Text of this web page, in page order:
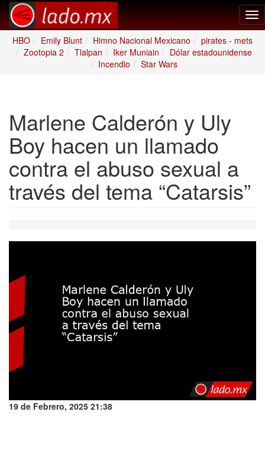
HBO
Emily Blunt Himno Nacional Mexicano
pirates - mets
Zootopia 2
Tlalpan Iker Muniain
Dólar estadounidense
Incendio
Star Wars
Marlene Calderón y Uly
Boy hacen un llamado
contra el abuso sexual a
través del tema “Catarsis”
19 de Febrero, 2025 21:38